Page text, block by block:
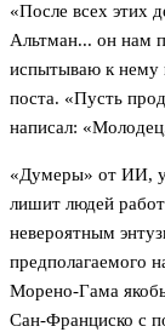
«После всех этих
Альтман... он нам
испытываю к нему
поста. «Пусть
написал:
«Думеры» от ИИ,
лишит людей
невероятным
предполагаемого
Морено-Гама
Сан-Франциско с